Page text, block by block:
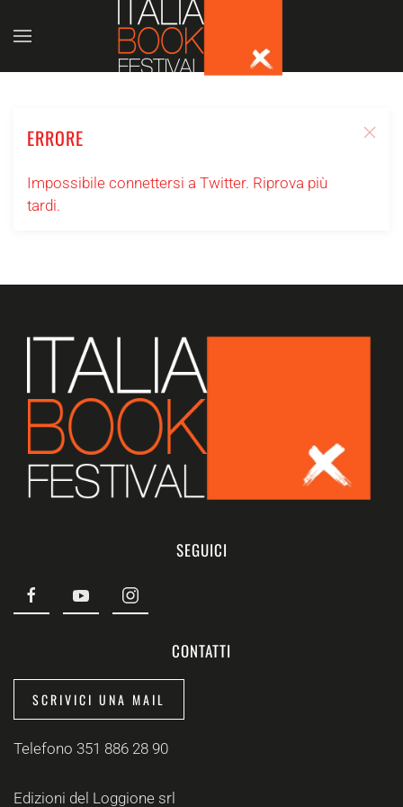
Skip to main content
ERRORE
Impossibile connettersi a Twitter. Riprova più
tardi.
SEGUICI
CONTATTI
SCRIVICI UNA MAIL
Telefono 351 886 28 90
Edizioni del Loggione srl